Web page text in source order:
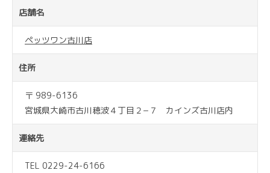
店舗名
ペッツワン古川店
住所
〒 989-6136
宮城県大崎市古川穂波４丁目２−７ カインズ古川店内
連絡先
TEL 0229-24-6166